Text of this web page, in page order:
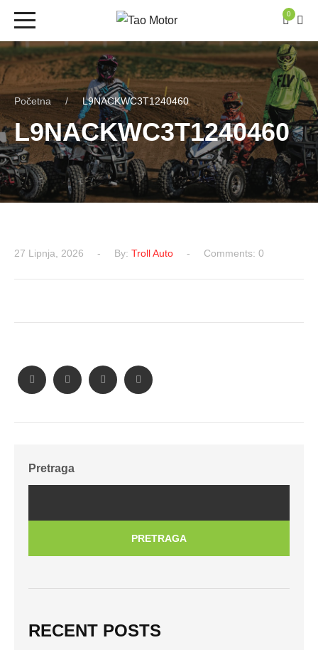
0
Početna L9NACKWC3T1240460
L9NACKWC3T1240460
27 Lipnja, 2026 By: Troll Auto Comments: 0
Pretraga
PRETRAGA
RECENT POSTS